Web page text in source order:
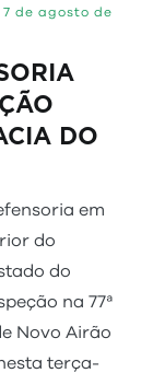
7 de agosto de
DO
em
do
do
na 77ª
Novo Airão
terça-